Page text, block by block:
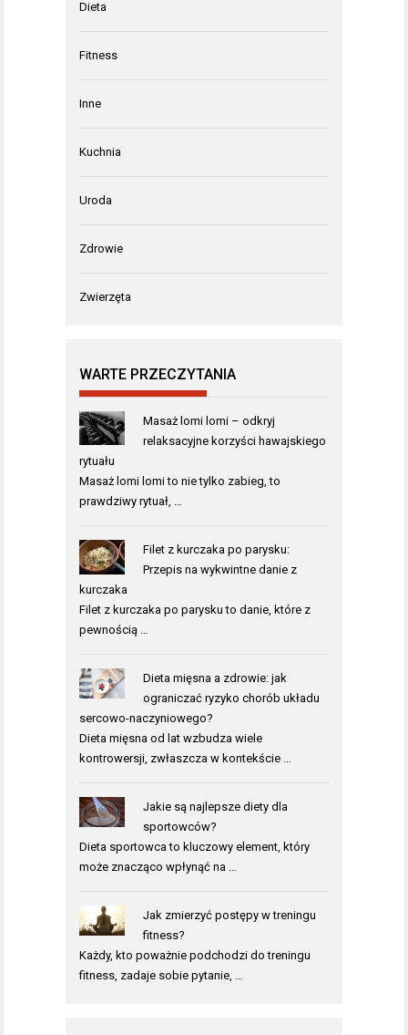
Dieta
Fitness
Inne
Kuchnia
Uroda
Zdrowie
Zwierzęta
WARTE PRZECZYTANIA
Masaż lomi lomi – odkryj
relaksacyjne korzyści hawajskiego
rytuału
Masaż lomi lomi to nie tylko zabieg, to
prawdziwy rytuał, …
Filet z kurczaka po parysku:
Przepis na wykwintne danie z
kurczaka
Filet z kurczaka po parysku to danie, które z
pewnością …
Dieta mięsna a zdrowie: jak
ograniczać ryzyko chorób układu
sercowo-naczyniowego?
Dieta mięsna od lat wzbudza wiele
kontrowersji, zwłaszcza w kontekście …
Jakie są najlepsze diety dla
sportowców?
Dieta sportowca to kluczowy element, który
może znacząco wpłynąć na …
Jak zmierzyć postępy w treningu
fitness?
Każdy, kto poważnie podchodzi do treningu
fitness, zadaje sobie pytanie, …